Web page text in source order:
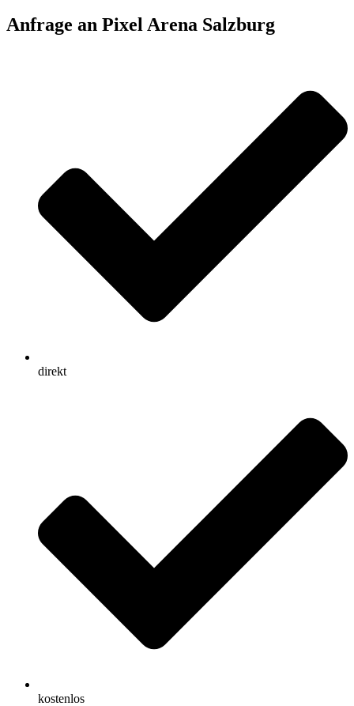
Anfrage an Pixel Arena Salzburg
direkt
kostenlos